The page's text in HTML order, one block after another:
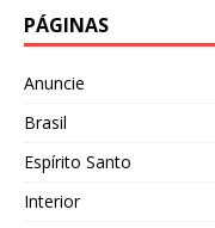
PÁGINAS
Anuncie
Brasil
Espírito Santo
Interior